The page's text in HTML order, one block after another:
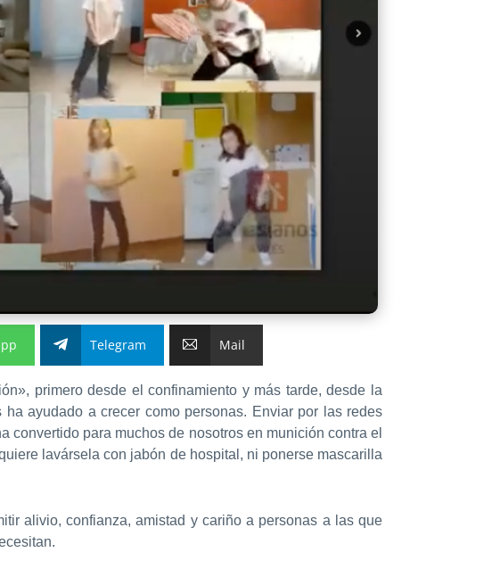
Telegram Mail
primero desde el confinamiento y más tarde, desde la
ayudado a crecer como personas. Enviar por las redes
convertido para muchos de nosotros en munición contra el
lavársela con jabón de hospital, ni ponerse mascarilla
alivio, confianza, amistad y cariño a personas a las que